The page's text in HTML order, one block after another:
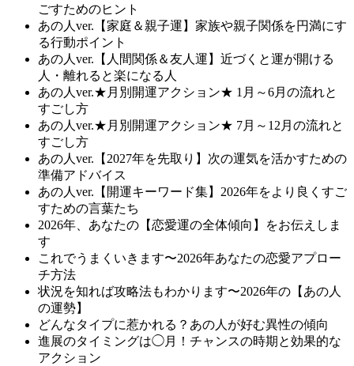
ごすためのヒント
あの人ver.【家庭＆親子運】家族や親子関係を円満にす
る行動ポイント
あの人ver.【人間関係＆友人運】近づくと運が開ける
人・離れると楽になる人
あの人ver.★月別開運アクション★ 1月～6月の流れと
すごし方
あの人ver.★月別開運アクション★ 7月～12月の流れと
すごし方
あの人ver.【2027年を先取り】次の運気を活かすための
準備アドバイス
あの人ver.【開運キーワード集】2026年をより良くすご
すための言葉たち
2026年、あなたの【恋愛運の全体傾向】をお伝えしま
す
これでうまくいきます〜2026年あなたの恋愛アプロー
チ方法
状況を知れば攻略法もわかります〜2026年の【あの人
の運勢】
どんなタイプに惹かれる？あの人が好む異性の傾向
進展のタイミングは◯月！チャンスの時期と効果的な
アクション